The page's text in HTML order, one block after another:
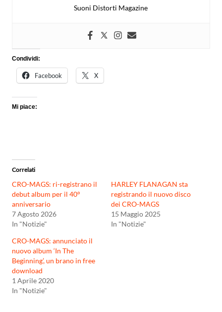
Suoni Distorti Magazine
Condividi:
Facebook X
Mi piace:
Correlati
CRO-MAGS: ri-registrano il
debut album per il 40°
anniversario
7 Agosto 2026
In "Notizie"
HARLEY FLANAGAN sta
registrando il nuovo disco
dei CRO-MAGS
15 Maggio 2025
In "Notizie"
CRO-MAGS: annunciato il
nuovo album ‘In The
Beginning’, un brano in free
download
1 Aprile 2020
In "Notizie"